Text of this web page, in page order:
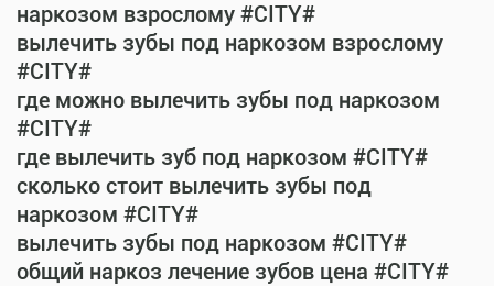
наркозом взрослому #CITY#
вылечить зубы под наркозом взрослому
#CITY#
где можно вылечить зубы под наркозом
#CITY#
где вылечить зуб под наркозом #CITY#
сколько стоит вылечить зубы под
наркозом #CITY#
вылечить зубы под наркозом #CITY#
общий наркоз лечение зубов цена #CITY#